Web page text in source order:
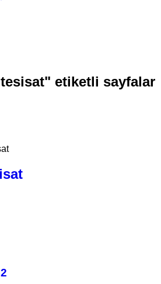
etiketli sayfalar